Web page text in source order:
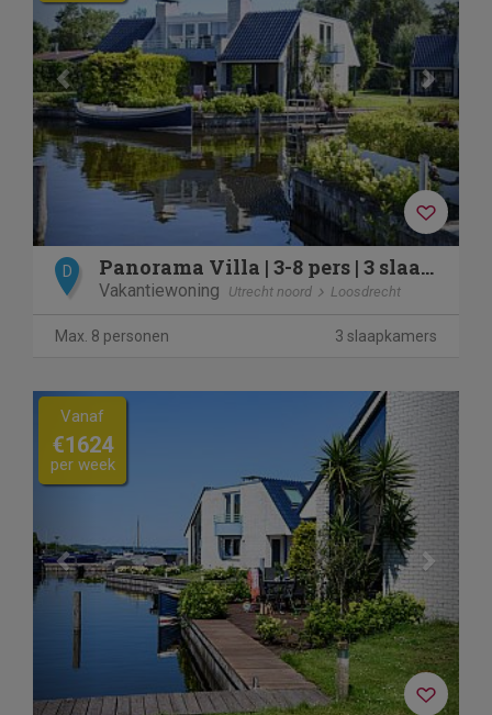
D Panorama Villa | 3-8 pers | 3 slaapkamers | 2,5 badkamers
Vakantiewoning Utrecht noord Loosdrecht
Max. 8 personen 3 slaapkamers
Previous Next
Vanaf
€1624
per week